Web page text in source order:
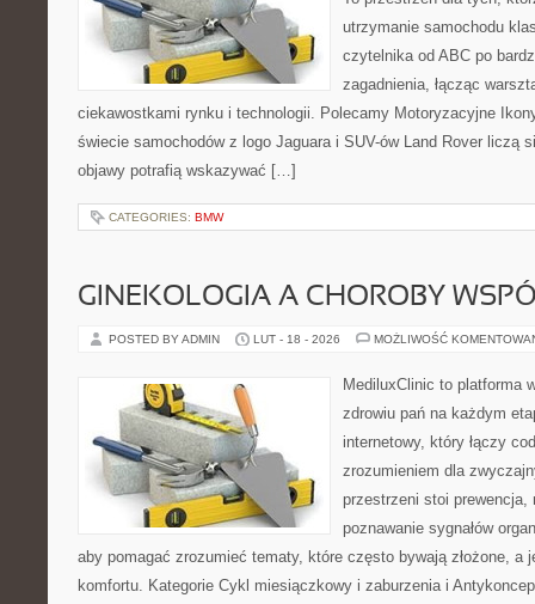
utrzymanie samochodu
czytelnika od ABC po
zagadnienia, łącząc
ciekawostkami rynku i technologii. Polecamy Motoryzacyjne
świecie samochodów z logo Jaguara i SUV-ów Land Rover liczą
objawy potrafią wskazywać […]
CATEGORIES: BMW
GINEKOLOGIA A CHOROBY
POSTED BY ADMIN LUT - 18 - 2026 MOŻLIWOŚĆ
MediluxClinic to platforma
zdrowiu pań na każdym
internetowy, który łączy
zrozumieniem dla
przestrzeni stoi prewencja,
poznawanie sygnałów
aby pomagać zrozumieć tematy, które często bywają złożone, a
komfortu. Kategorie Cykl miesiączkowy i zaburzenia i